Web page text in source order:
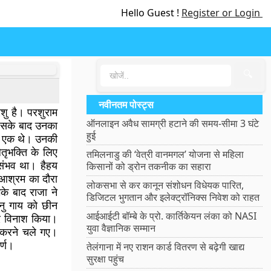
Hello Guest ! Register or Login
है। परशुराम
बाद उनका
एक थे। उनकी
के लिए
था। हैहय
का दौरा
बाद राजा ने
गाय को छीन
किया।
करने चले गए।
नवीनतम पोस्ट्स
ऑनलाइन अवैध सामग्री हटाने की समय-सीमा 3 घंटे
हुई
तमिलनाडु की ‘वेत्री वानमगल’ योजना से महिला
किसानों को ड्रोन तकनीक का सहारा
लोकसभा से कर कानून संशोधन विधेयक पारित,
डिजिटल भुगतान और इलेक्ट्रॉनिक्स निवेश को राहत
आईआईटी बॉम्बे के प्रो. कार्तिकेयन लंका को NASI
युवा वैज्ञानिक सम्मान
तेलंगाना में नए राशन कार्ड वितरण से बढ़ेगी खाद्य
सुरक्षा पहुंच